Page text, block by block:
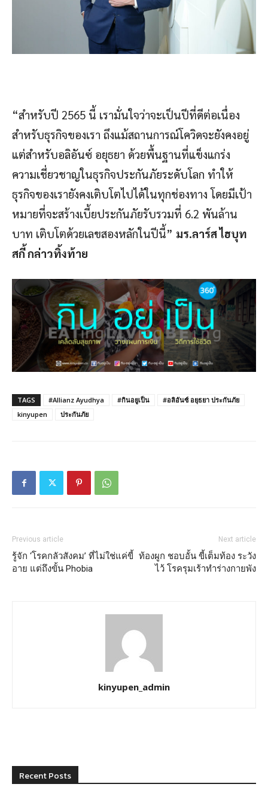
“สำหรับปี 2565 นี้ เรามั่นใจว่าจะเป็นปีที่ดีต่อเนื่อง
สำหรับธุรกิจของเรา ถึงแม้สถานการณ์โควิดจะยังคงอยู่
แต่สำหรับอลิอันซ์ อยุธยา ด้วยพื้นฐานที่แข็งแกร่ง
ความเชี่ยวชาญในธุรกิจประกันภัยระดับโลก ทำให้
ธุรกิจของเรายังคงเติบโตไปได้ในทุกช่องทาง โดยมีเป้า
หมายที่จะสร้างเบี้ยประกันภัยรับรวมที่ 6.2 พันล้าน
บาท เติบโตด้วยเลขสองหลักในปีนี้” มร.ลาร์ส ไฮบุท
สกี้ กล่าวทิ้งท้าย
TAGS #Allianz Ayudhya #กินอยูเป็น
#อลิอันซ์ อยุธยา ประกันภัย
kinyupen
ประกันภัย
Previous article
รู้จัก ‘โรคกลัวสังคม’ ที่ไม่ใช่แค่ขี้
อาย แต่ถึงขั้น Phobia
Next article
ท้องผูก ชอบอั้น ขี้เต็มท้อง ระวัง
ไว้ โรครุมเร้าทำร่างกายพัง
kinyupen_admin
Recent Posts